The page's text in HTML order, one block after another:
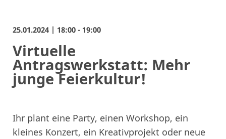
25.01.2024 | 18:00 - 19:00
Virtuelle
Antragswerkstatt: Mehr
junge Feierkultur!
Ihr plant eine Party, einen Workshop, ein
kleines Konzert, ein Kreativprojekt oder neue